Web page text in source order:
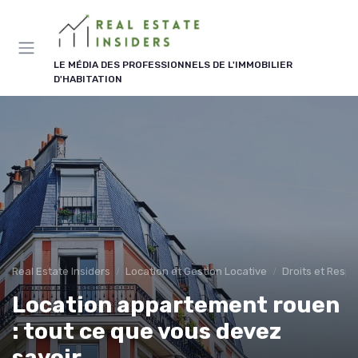
LE MÉDIA DES PROFESSIONNELS DE L'IMMOBILIER
D'HABITATION
Real Estate Insiders Location et Gestion Locative Droits et
Location appartement rouen
: tout ce que vous devez